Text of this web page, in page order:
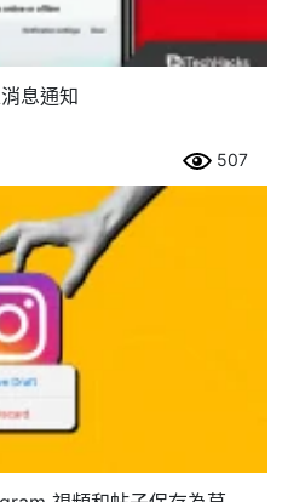
息通知
507